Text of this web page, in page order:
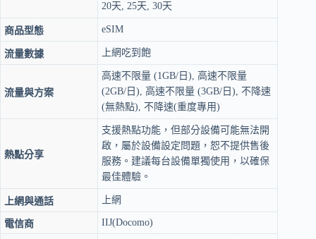
Docomo
原
生
電
｜
吃
飽
數
20天, 25天, 30天
商品型態 eSIM
流量數據 上網吃到飽
流量與方案
高速不限量 (1GB/日), 高速不限量
(2GB/日), 高速不限量 (3GB/日), 不降速
(無熱點), 不降速(重度專用)
熱點分享
支援熱點功能，但部分設備可能無法開
啟，屬於設備設定問題，恕不提供售後
服務。建議每台設備單獨使用，以確保
最佳體驗。
上網與通話 上網
電信商 IIJ(Docomo)